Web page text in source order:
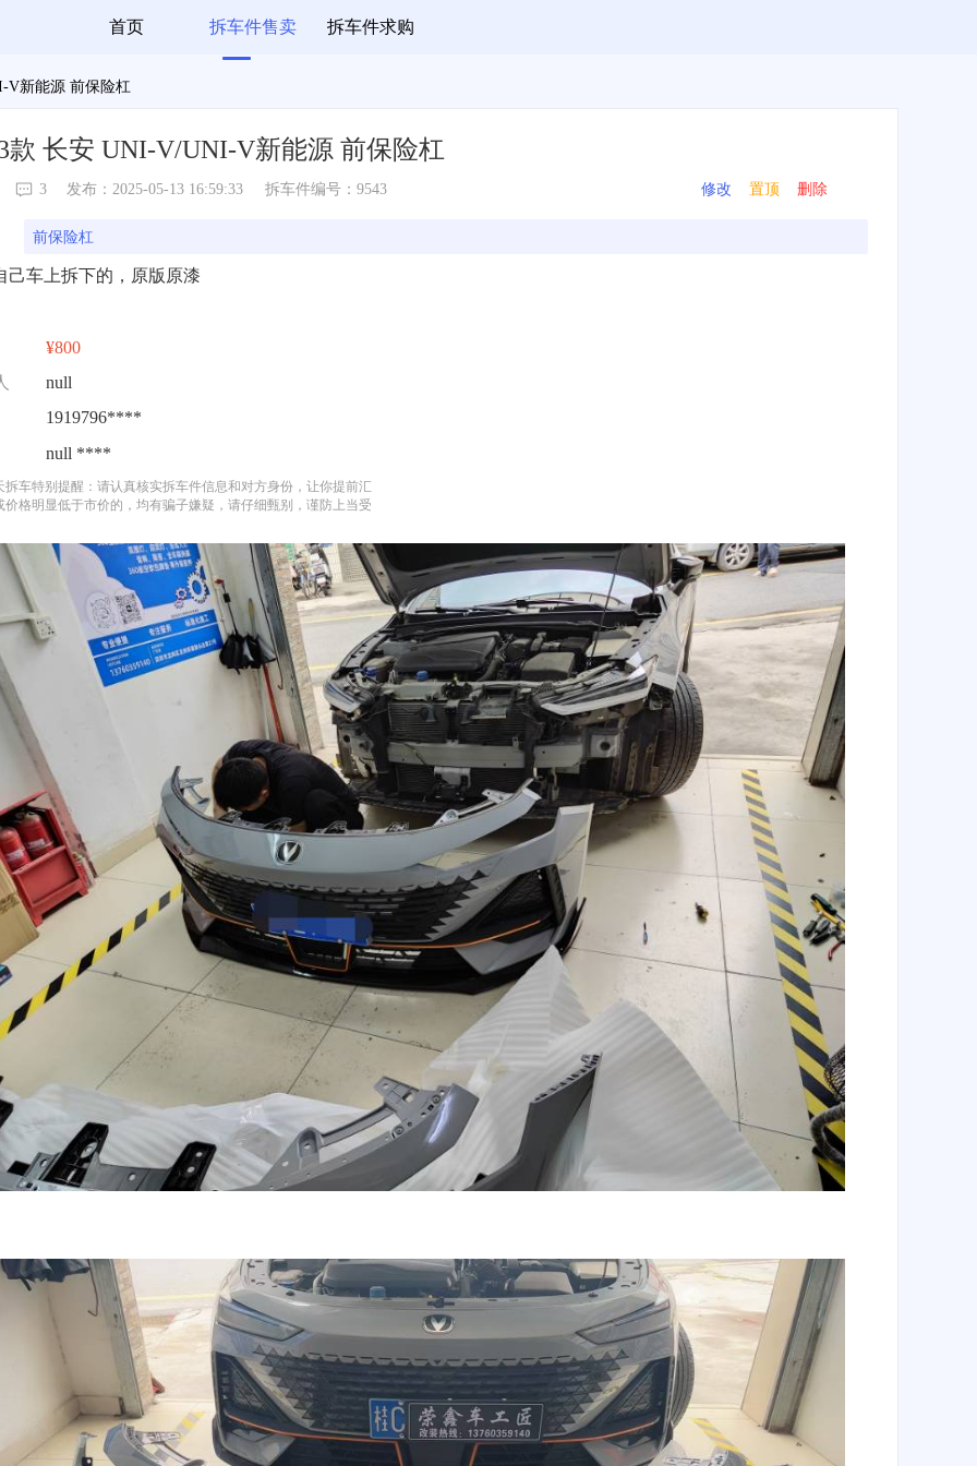
首页 拆车件售卖 拆车件求购
V新能源 前保险杠
款 长安 UNI-V/UNI-V新能源 前保险杠
3 发布：2025-05-13 16:59:33 拆车件编号：9543 修改 置顶 删除
前保险杠
己车上拆下的，原版原漆
¥800
null
1919796****
null ****
拆车特别提醒：请认真核实拆车件信息和对方身份，让你提前汇
价格明显低于市价的，均有骗子嫌疑，请仔细甄别，谨防上当受